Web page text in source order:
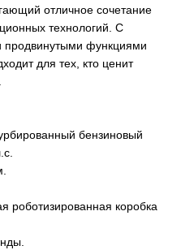
отличное сочетание
технологий. С
функциями
для тех, кто ценит
бензиновый
роботизированная коробка